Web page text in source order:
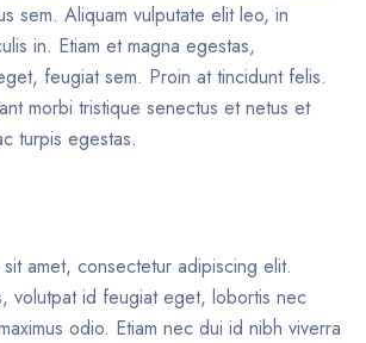
sem. Aliquam vulputate elit leo, in
in. Etiam et magna egestas,
feugiat sem. Proin at tincidunt felis.
morbi tristique senectus et netus et
turpis egestas.
amet, consectetur adipiscing elit.
volutpat id feugiat eget, lobortis nec
odio. Etiam nec dui id nibh viverra